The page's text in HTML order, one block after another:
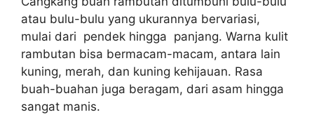
atau bulu-bulu yang ukurannya bervariasi,
mulai dari pendek hingga panjang. Warna kulit
rambutan bisa bermacam-macam, antara lain
kuning, merah, dan kuning kehijauan. Rasa
buah-buahan juga beragam, dari asam hingga
sangat manis.